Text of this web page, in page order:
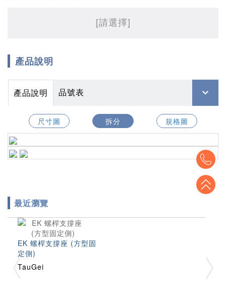
[請選擇]
產品說明
產品說明 品號表
尺寸圖 拆分 規格圖
最近瀏覽
EK 螺桿支撐座 (方型固
定側)
TauGei